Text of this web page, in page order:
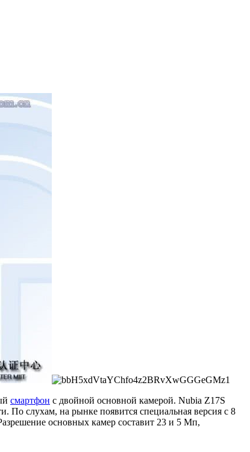
смартфон с двойной основной камерой. Nubia Z17S
По слухам, на рынке появится специальная версия с 8
основных камер составит 23 и 5 Мп,